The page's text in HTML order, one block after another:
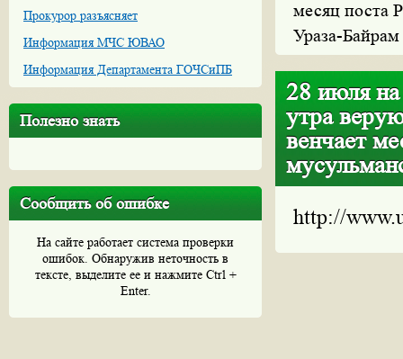
Прокурор разъясняет
Информация МЧС ЮВАО
Информация Департамента ГОЧСиПБ
Полезно знать
Сообщить об ошибке
На сайте работает система проверки
ошибок. Обнаружив неточность в
тексте, выделите ее и нажмите Ctrl +
Enter.
месяц поста
Ураза-­Байрам
28 июля
утра
венчает
http://